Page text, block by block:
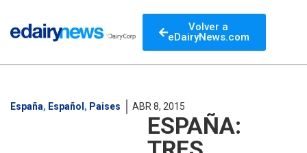
Volver a
eDairyNews.com
España, Español , Paises ABR 8, 2015
ESPAÑA: